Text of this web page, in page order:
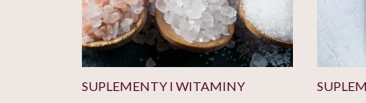
SUPLEMENTY I WITAMINY